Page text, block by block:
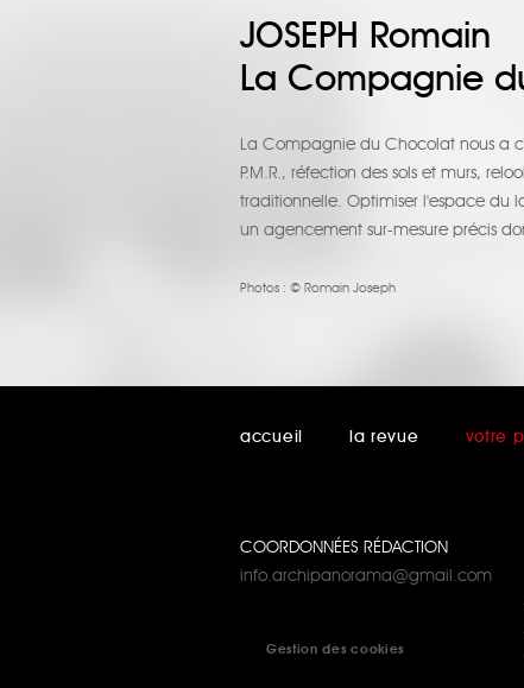
JOSEPH Romain
La Compagnie
La Compagnie du Chocolat nous a
P.M.R., réfection des sols et murs,
traditionnelle. Optimiser l'espace du
un agencement sur-mesure précis
Photos : © Romain Joseph
accueil la revue votre
COORDONNÉES RÉDACTION
info.archipanorama@gmail.com
Gestion des cookies